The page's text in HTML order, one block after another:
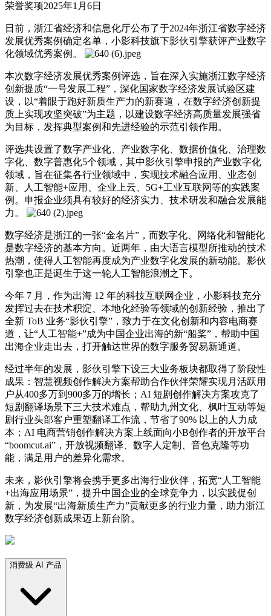
荣誉奖项2025年1月6日
日前，浙江省经济和信息化厅公布了于2024年浙江省数字经济
发展优秀案例确定名单，小影科技旗下影伙引擎获评产业数字
化领域优秀案例。
本次数字经济发展优秀案例评选，旨在深入实施浙江数字经济
创新提质“一号发展工程”，深化国家数字经济发展试验区建
设，以“着眼于跑好新质生产力的新赛道，在数字经济创新提
质上实现攻坚突破”为主题，以建设数字经济高质量发展强省
为目标，发挥典型案例和先进经验的示范引领作用。
评选共设置了数字产业化、产业数字化、数据价值化、治理数
字化、数字普惠化5个领域，其中影伙引擎申报的产业数字化
领域，旨在征集各行业领域中，实现技术融合应用、业态创
新、人工智能+应用、企业上云、5G+工业互联网等的实践案
例。申报企业须具有较好的经济实力、技术研发和融合发展能
力。
数字经济是浙江的一张“金名片”，而数字化、网络化和智能化
是数字经济的基本方向。近两年，由大语言模型所推动的技术
热潮，使得人工智能再度成为产业数字化发展的新动能。影伙
引擎也正是诞生于这一轮人工智能浪潮之下。
今年 7 月，作为出海 12 年的科技互联网企业，小影科技充分
发挥过去在技术积淀、本地化经验等领域的创新经验，推出了
全新 ToB 业务“影伙引擎”，致力于在文化创新和内容电商赛
道，让“人工智能+”成为中国企业出海的新“船桨”，帮助中国
出海企业走出去，打开触达世界的数字服务贸易新通道。
经过半年的发展，影伙引擎下设三大业务板块都取得了阶段性
成果：智慧视频创作解决方案帮助合作伙伴荣耀实现月活跃用
户从400多万到900多万的增长；AI 短剧创作解决方案攻克了
短剧翻译场景下三大技术难点，帮助九州文化、枫叶互动等短
剧行业头部客户重塑翻译工作流，节省了90% 以上的人力成
本；AI 电商营销创作解决方案上线面向小B创作者的开放平台
“boomcut.ai”，开放视频翻译、数字人定制、音色克隆等功
能，满足用户的差异化需求。
未来，影伙引擎将会携手更多出海行业伙伴，拓宽“人工智能
+出海应用场景”，提升中国企业的全球竞争力，以实践促创
新，为发展“出海新质生产力”贡献更多的行业力量，助力浙江
数字经济创新成果迈上新台阶。
消费级 AI 产品